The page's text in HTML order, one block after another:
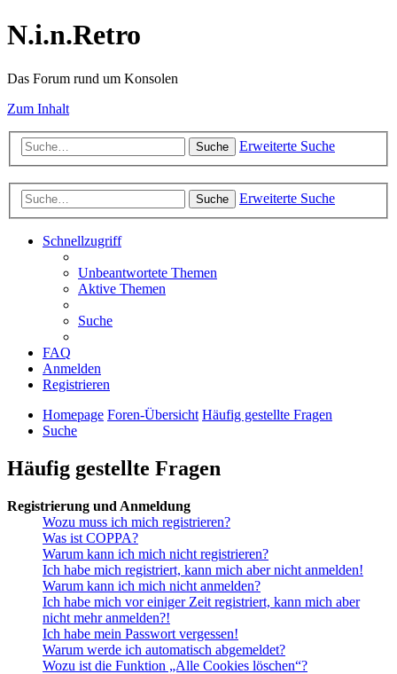
N.i.n.Retro
Das Forum rund um Konsolen
Zum Inhalt
Suche Erweiterte Suche
Suche Erweiterte Suche
Schnellzugriff
Unbeantwortete Themen
Aktive Themen
Suche
FAQ
Anmelden
Registrieren
Homepage Foren-Übersicht Häufig gestellte Fragen
Suche
Häufig gestellte Fragen
Registrierung und Anmeldung
Wozu muss ich mich registrieren?
Was ist COPPA?
Warum kann ich mich nicht registrieren?
Ich habe mich registriert, kann mich aber nicht anmelden!
Warum kann ich mich nicht anmelden?
Ich habe mich vor einiger Zeit registriert, kann mich aber
nicht mehr anmelden?!
Ich habe mein Passwort vergessen!
Warum werde ich automatisch abgemeldet?
Wozu ist die Funktion „Alle Cookies löschen“?